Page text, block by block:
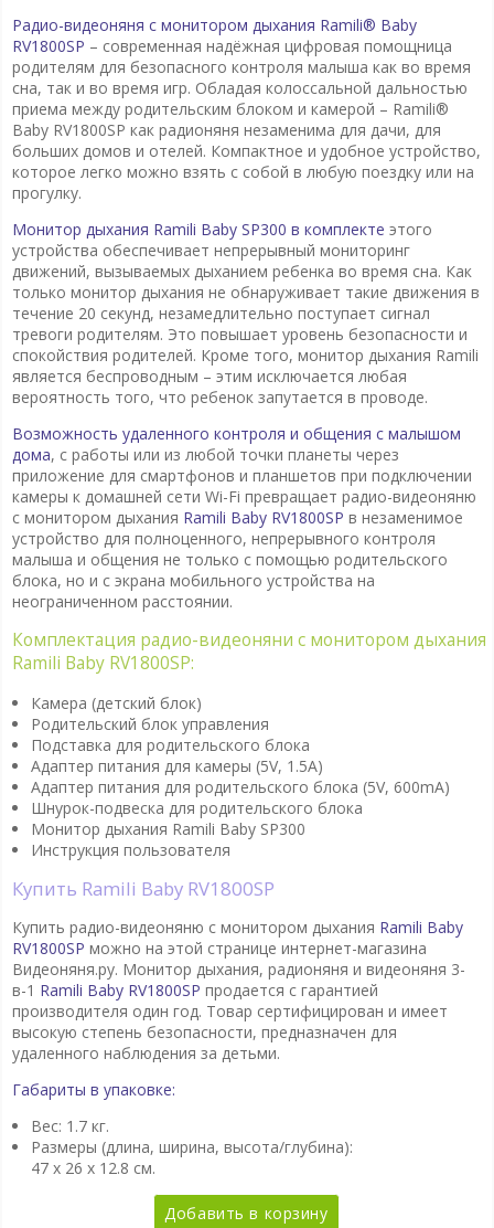
Радио-видеоняня с монитором дыхания Ramili® Baby
RV1800SP – современная надёжная цифровая помощница
родителям для безопасного контроля малыша как во время
сна, так и во время игр. Обладая колоссальной дальностью
приема между родительским блоком и камерой – Ramili®
Baby RV1800SP как радионяня незаменима для дачи, для
больших домов и отелей. Компактное и удобное устройство,
которое легко можно взять с собой в любую поездку или на
прогулку.
Монитор дыхания Ramili Baby SP300 в комплекте этого
устройства обеспечивает непрерывный мониторинг
движений, вызываемых дыханием ребенка во время сна. Как
только монитор дыхания не обнаруживает такие движения в
течение 20 секунд, незамедлительно поступает сигнал
тревоги родителям. Это повышает уровень безопасности и
спокойствия родителей. Кроме того, монитор дыхания Ramili
является беспроводным – этим исключается любая
вероятность того, что ребенок запутается в проводе.
Возможность удаленного контроля и общения с малышом
дома, с работы или из любой точки планеты через
приложение для смартфонов и планшетов при подключении
камеры к домашней сети Wi-Fi превращает радио-видеоняню
с монитором дыхания Ramili Baby RV1800SP в незаменимое
устройство для полноценного, непрерывного контроля
малыша и общения не только с помощью родительского
блока, но и с экрана мобильного устройства на
неограниченном расстоянии.
Комплектация радио-видеоняни с монитором дыхания
Ramili Baby RV1800SP:
Камера (детский блок)
Родительский блок управления
Подставка для родительского блока
Адаптер питания для камеры (5V, 1.5A)
Адаптер питания для родительского блока (5V, 600mA)
Шнурок-подвеска для родительского блока
Монитор дыхания Ramili Baby SP300
Инструкция пользователя
Купить Ramili Baby RV1800SP
Купить радио-видеоняню с монитором дыхания Ramili Baby
RV1800SP можно на этой странице интернет-магазина
Видеоняня.ру. Монитор дыхания, радионяня и видеоняня 3-
в-1 Ramili Baby RV1800SP продается с гарантией
производителя один год. Товар сертифицирован и имеет
высокую степень безопасности, предназначен для
удаленного наблюдения за детьми.
Габариты в упаковке:
Вес: 1.7 кг.
Размеры (длина, ширина, высота/глубина):
47 x 26 x 12.8 см.
Добавить в корзину